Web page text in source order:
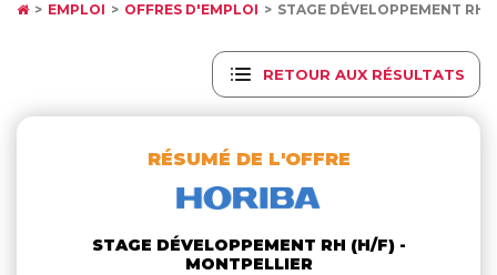
EMPLOI OFFRES D'EMPLOI STAGE DÉVELOPPEMENT RH
RETOUR AUX RÉSULTATS
RÉSUMÉ DE L'OFFRE
STAGE DÉVELOPPEMENT RH (H/F) -
MONTPELLIER